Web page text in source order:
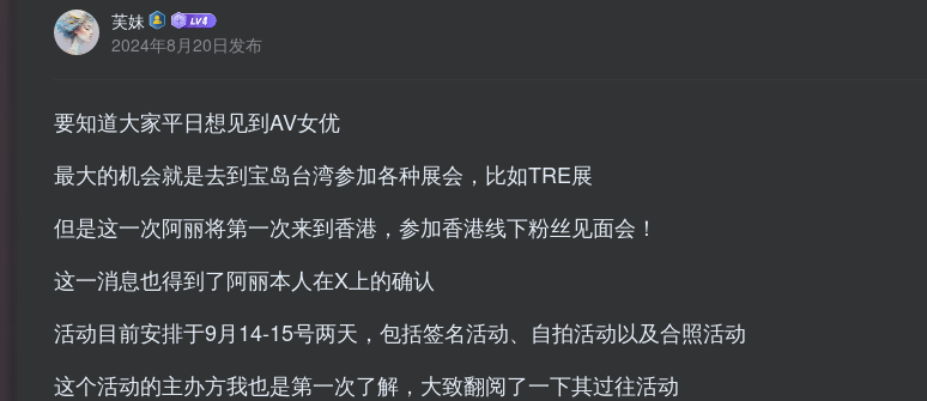
芙妹
2024年8月20日发布
要知道大家平日想见到AV女优
最大的机会就是去到宝岛台湾参加各种展会，比如TRE展
但是这一次阿丽将第一次来到香港，参加香港线下粉丝见面会！
这一消息也得到了阿丽本人在X上的确认
活动目前安排于9月14-15号两天，包括签名活动、自拍活动以及合照活动
这个活动的主办方我也是第一次了解，大致翻阅了一下其过往活动